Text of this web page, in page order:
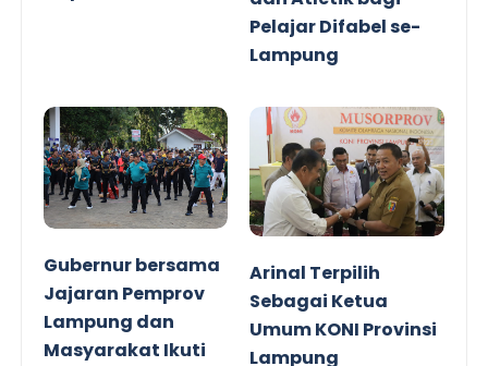
Pelajar Difabel se-
Lampung
Gubernur bersama
Jajaran Pemprov
Lampung dan
Masyarakat Ikuti
Arinal Terpilih
Sebagai Ketua
Umum KONI Provinsi
Lampung